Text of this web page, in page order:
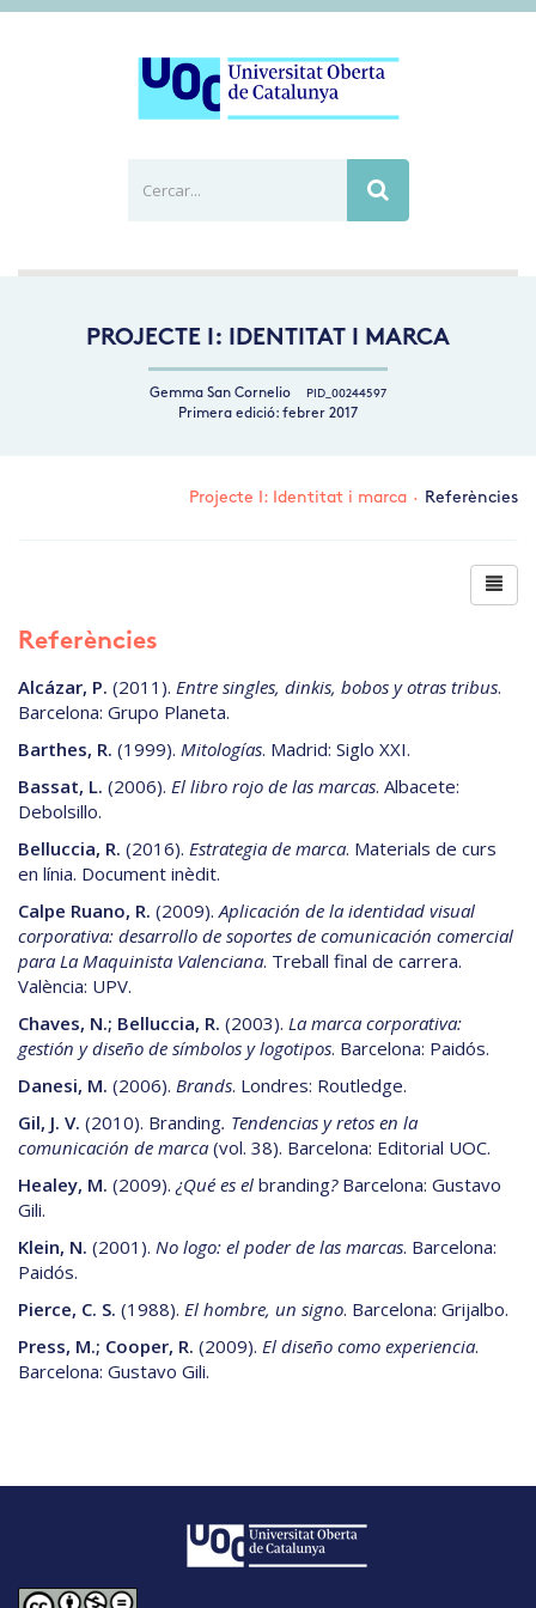
PROJECTE I: IDENTITAT I MARCA
Gemma San Cornelio PID_00244597
Primera edició: febrer 2017
Projecte I: Identitat i marca · Referències
Referències
Alcázar, P. (2011). Entre singles, dinkis, bobos y otras tribus.
Barcelona: Grupo Planeta.
Barthes, R. (1999). Mitologías. Madrid: Siglo XXI.
Bassat, L. (2006). El libro rojo de las marcas. Albacete:
Debolsillo.
Belluccia, R. (2016). Estrategia de marca. Materials de curs
en línia. Document inèdit.
Calpe Ruano, R. (2009).Aplicación de la identidad visual
corporativa: desarrollo de soportes de comunicación comercial
para La Maquinista Valenciana. Treball final de carrera.
València: UPV.
Chaves, N.; Belluccia, R. (2003). La marca corporativa:
gestión y diseño de símbolos y logotipos. Barcelona: Paidós.
Danesi, M. (2006). Brands. Londres: Routledge.
Gil, J. V. (2010). Branding. Tendencias y retos en la
comunicación de marca (vol. 38). Barcelona: Editorial UOC.
Healey, M. (2009). ¿Qué es el branding?Barcelona: Gustavo
Gili.
Klein, N. (2001). No logo: el poder de las marcas. Barcelona:
Paidós.
Pierce, C. S. (1988). El hombre, un signo. Barcelona: Grijalbo.
Press, M.; Cooper, R. (2009). El diseño como experiencia.
Barcelona: Gustavo Gili.